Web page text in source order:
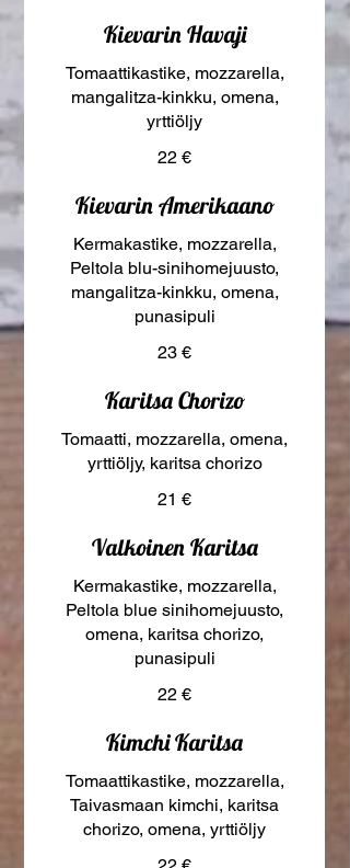
Kievarin Havaji
Tomaattikastike, mozzarella,
mangalitza-kinkku, omena,
yrttiöljy
22 €
Kievarin Amerikaano
Kermakastike, mozzarella,
Peltola blu-sinihomejuusto,
mangalitza-kinkku, omena,
punasipuli
23 €
Karitsa Chorizo
Tomaatti, mozzarella, omena,
yrttiöljy, karitsa chorizo
21 €
Valkoinen Karitsa
Kermakastike, mozzarella,
Peltola blue sinihomejuusto,
omena, karitsa chorizo,
punasipuli
22 €
Kimchi Karitsa
Tomaattikastike, mozzarella,
Taivasmaan kimchi, karitsa
chorizo, omena, yrttiöljy